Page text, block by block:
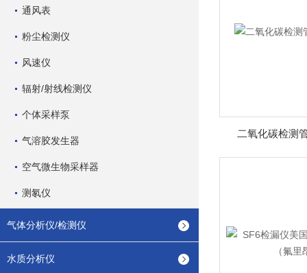
通风表
粉尘检测仪
风速仪
辐射/射线检测仪
个体采样泵
气溶胶发生器
空气微生物采样器
测氡仪
气体分析仪/检测仪
水质分析仪
二氧化碳检测